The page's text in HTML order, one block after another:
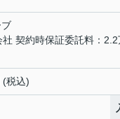
社 契約時保証委託料：
(税込)